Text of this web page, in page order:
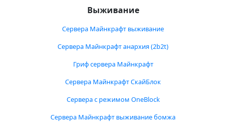
Выживание
Сервера Майнкрафт выживание
Сервера Майнкрафт анархия (2b2t)
Гриф сервера Майнкрафт
Сервера Майнкрафт СкайБлок
Сервера с режимом OneBlock
Сервера Майнкрафт выживание бомжа